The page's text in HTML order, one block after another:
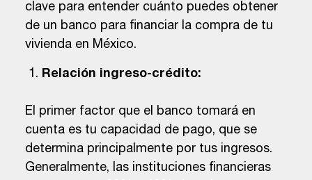
clave para entender cuánto puedes obtener
de un banco para financiar la compra de tu
vivienda en México.
Relación ingreso-crédito:
El primer factor que el banco tomará en
cuenta es tu capacidad de pago, que se
determina principalmente por tus ingresos.
Generalmente, las instituciones financieras